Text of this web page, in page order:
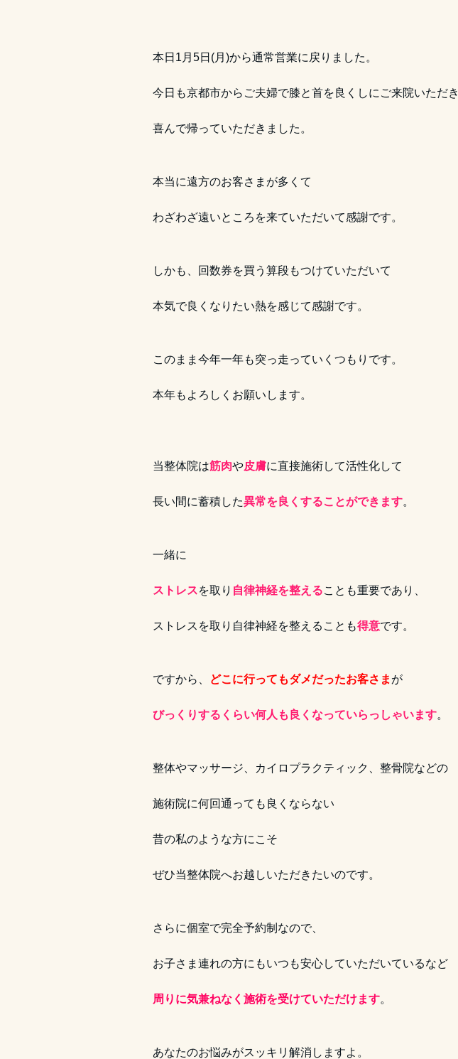
本日1月5日(月)から通常営業に戻りました。
今日も京都市からご夫婦で膝と首を良くしにご来院いただき
喜んで帰っていただきました。
本当に遠方のお客さまが多くて
わざわざ遠いところを来ていただいて感謝です。
しかも、回数券を買う算段もつけていただいて
本気で良くなりたい熱を感じて感謝です。
このまま今年一年も突っ走っていくつもりです。
本年もよろしくお願いします。
当整体院は筋肉や皮膚に直接施術して活性化して
長い間に蓄積した異常を良くすることができます。
一緒に
ストレスを取り 自律神経を整えることも重要であり、
ストレスを取り自律神経を整えることも得意です。
ですから、 どこに行ってもダメだったお客さま が
びっくりするくらい何人も良くなっていらっしゃいます。
整体やマッサージ、カイロプラクティック、整骨院などの
施術院に何回通っても良くならない
昔の私のような方にこそ
ぜひ当整体院へお越しいただきたいのです。
さらに個室で完全予約制なので、
お子さま連れの方にもいつも安心していただいているなど
周りに気兼ねなく施術を受けていただけます。
あなたのお悩みがスッキリ解消しますよ。